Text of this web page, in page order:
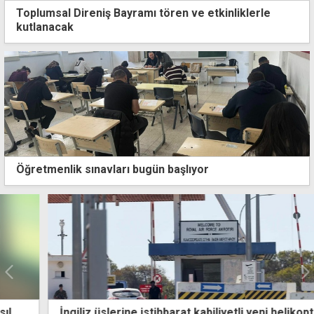
Toplumsal Direniş Bayramı tören ve etkinliklerle
kutlanacak
Öğretmenlik sınavları bugün başlıyor